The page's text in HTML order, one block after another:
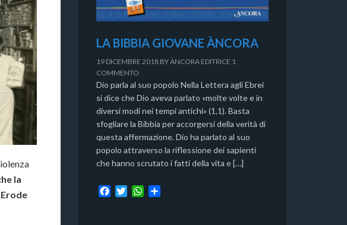
la
LA BIBBIA GIOVANE ÀNCORA
19 DICEMBRE 2018 BYÀNCORA EDITRICE 1
COMMENTO
Dio parla al suo popolo Nella Lettera agli Ebrei
si dice che Dio aveva parlato «molte volte e in
diversi modi nei tempi antichi» (1,1). Basta
sfogliare la Bibbia per accorgersi della verità di
questa affermazione. Dio ha parlato al suo
popolo attraverso la riflessione dei sapienti
che hanno scrutato i fatti della vita e […]
W